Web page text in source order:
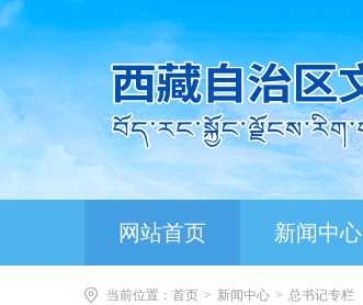
网站首页 新闻中心
当前位置： 首页 > 新闻中心 > 总书记专栏